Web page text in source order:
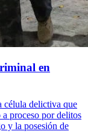
en
célula delictiva que
proceso por delitos
y la posesión de